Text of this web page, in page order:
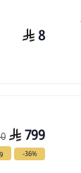
8
799
-36%